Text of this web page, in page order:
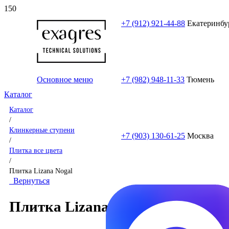
+7 (912) 921-44-88
+7 (982) 948-11-33 Тюмень
+7 (903) 130-61-25 Москва
Основное меню
Каталог
Каталог
/
Клинкерные ступени
/
Плитка все цвета
/
Плитка Lizana Nogal
Вернуться
Плитка Lizana Nogal